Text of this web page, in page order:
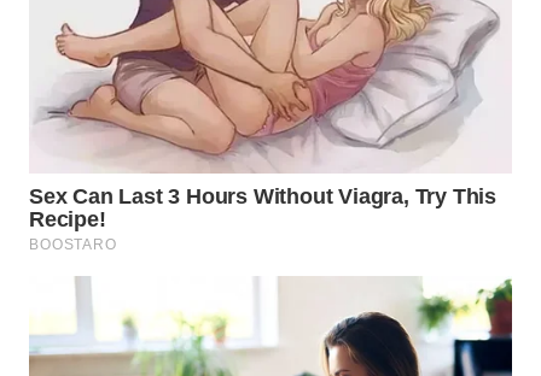
WN DELI
SERDANG
WN
TINGGI
WN
KARAWANG